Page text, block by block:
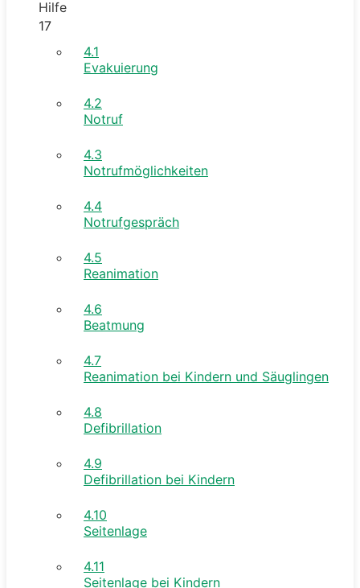
Hilfe
17
4.1
Evakuierung
4.2
Notruf
4.3
Notrufmöglichkeiten
4.4
Notrufgespräch
4.5
Reanimation
4.6
Beatmung
4.7
Reanimation bei Kindern und Säuglingen
4.8
Defibrillation
4.9
Defibrillation bei Kindern
4.10
Seitenlage
4.11
Seitenlage bei Kindern